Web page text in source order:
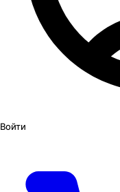
Войти